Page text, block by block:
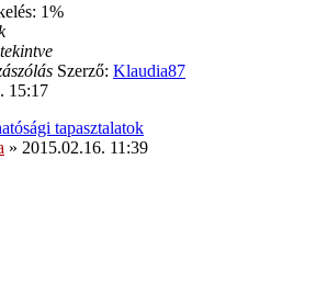
1%
Szerző: Klaudia87
15:17
tapasztalatok
» 2015.02.16. 11:39